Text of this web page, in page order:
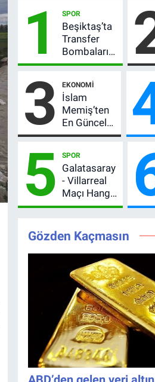
1 SPOR
Beşiktaş’ta
Transfer
Bombaları
Peş Peşe!
Vlahovic’i
Açıkladı, 5
Yıldız Daha
Listede
3 EKONOMI
İslam
Memiş’ten
En Güncel
Altın
Gram Altın
İçin 6.350
TL Uyarısı,
Yıl Sonu
Beklentisi
5 SPOR
Galatasaray
- Villarreal
Maçı Hangi
Kanalda?
Maçı Ne
Zaman, Saat
Kaçta,
Nereden
İzlenir?
Gözden Kaçmasın